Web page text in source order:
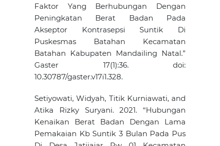
Faktor Yang Berhubungan Dengan
Peningkatan Berat Badan Pada
Akseptor Kontrasepsi Suntik Di
Puskesmas Batahan Kecamatan
Batahan Kabupaten Mandailing Natal.”
Gaster 17(1):36. doi:
10.30787/gaster.v17i1.328.
Setiyowati, Widyah, Titik Kurniawati, and
Atika Rizky Suryani. 2021. “Hubungan
Kenaikan Berat Badan Dengan Lama
Pemakaian Kb Suntik 3 Bulan Pada Pus